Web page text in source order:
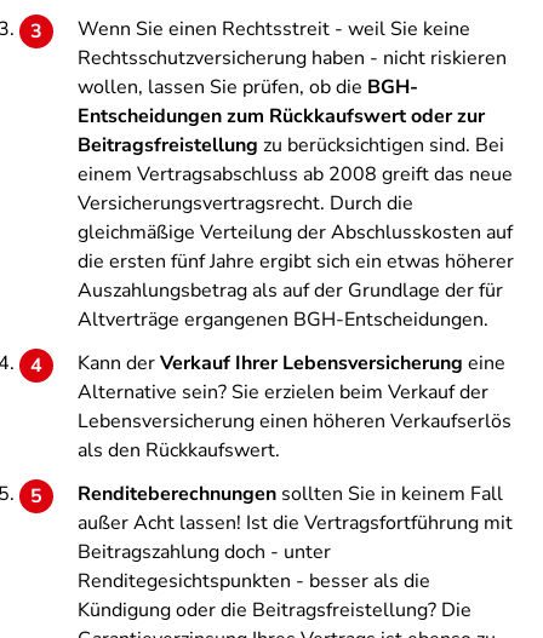
Wenn Sie einen Rechtsstreit - weil Sie keine
Rechtsschutzversicherung haben - nicht riskieren
wollen, lassen Sie prüfen, ob die BGH-
Entscheidungen zum Rückkaufswert oder zur
Beitragsfreistellung zu berücksichtigen sind. Bei
einem Vertragsabschluss ab 2008 greift das neue
Versicherungsvertragsrecht. Durch die
gleichmäßige Verteilung der Abschlusskosten auf
die ersten fünf Jahre ergibt sich ein etwas höherer
Auszahlungsbetrag als auf der Grundlage der für
Altverträge ergangenen BGH-Entscheidungen.
Kann derVerkauf Ihrer Lebensversicherung eine
Alternative sein? Sie erzielen beim Verkauf der
Lebensversicherung einen höheren Verkaufserlös
als den Rückkaufswert.
Renditeberechnungen sollten Sie in keinem Fall
außer Acht lassen! Ist die Vertragsfortführung mit
Beitragszahlung doch - unter
Renditegesichtspunkten - besser als die
Kündigung oder die Beitragsfreistellung? Die